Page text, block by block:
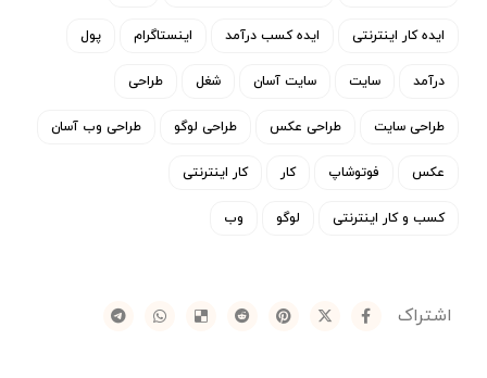
ایده کار اینترنتی ایده کسب درآمد اینستاگرام پول
درآمد سایت سایت آسان شغل طراحی
طراحی سایت طراحی عکس طراحی لوگو طراحی وب آسان
عکس فوتوشاپ کار کار اینترنتی
کسب و کار اینترنتی لوگو وب